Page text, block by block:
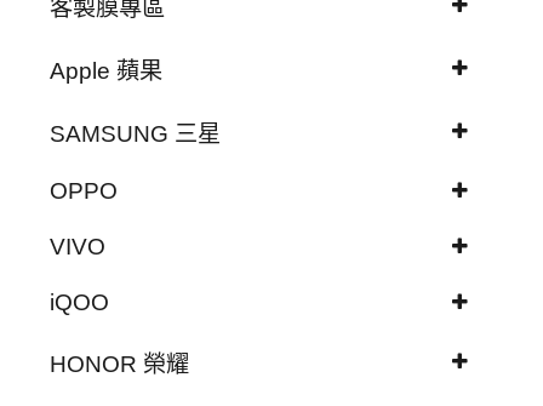
客製膜專區
Apple 蘋果
SAMSUNG 三星
OPPO
VIVO
iQOO
HONOR 榮耀